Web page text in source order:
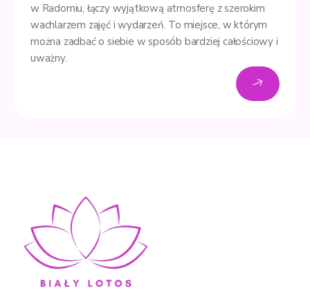
w Radomiu, łączy wyjątkową atmosferę z szerokim
wachlarzem zajęć i wydarzeń. To miejsce, w którym
można zadbać o siebie w sposób bardziej całościowy i
uważny.